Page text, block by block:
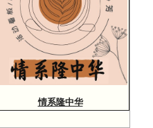
情系隆中华